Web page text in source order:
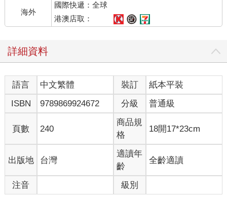
海外
國際快遞：全球
港澳店取：
詳細資料
語言 中文繁體 裝訂
紙本平裝
ISBN
9789869924672 分級 普通級
頁數 240
商品規
格
18開17*23cm
出版地 台灣
適讀年
齡
全齡適讀
注音 級別